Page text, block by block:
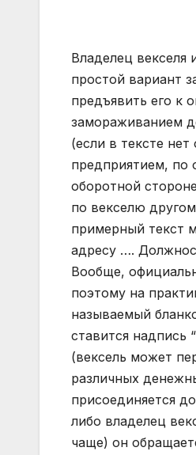
Владелец векселя
простой вариант
предъявить его к
замораживанием
(если в тексте
предприятием, по
оборотной
по векселю
примерный текст
адресу ….
Вообще,
поэтому на
называемый
ставится надпись
(вексель может
различных
присоединяется
либо владелец
чаще) он